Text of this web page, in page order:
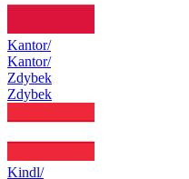
Kantor/
Kantor/
Zdybek
Zdybek
Kindl/